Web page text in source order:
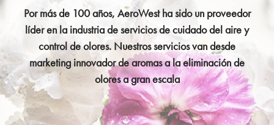
Por más de 100 años, AeroWest ha sido un proveedor
líder en la industria de servicios de cuidado del aire y
control de olores. Nuestros servicios van desde
marketing innovador de aromas a la eliminación de
olores a gran escala